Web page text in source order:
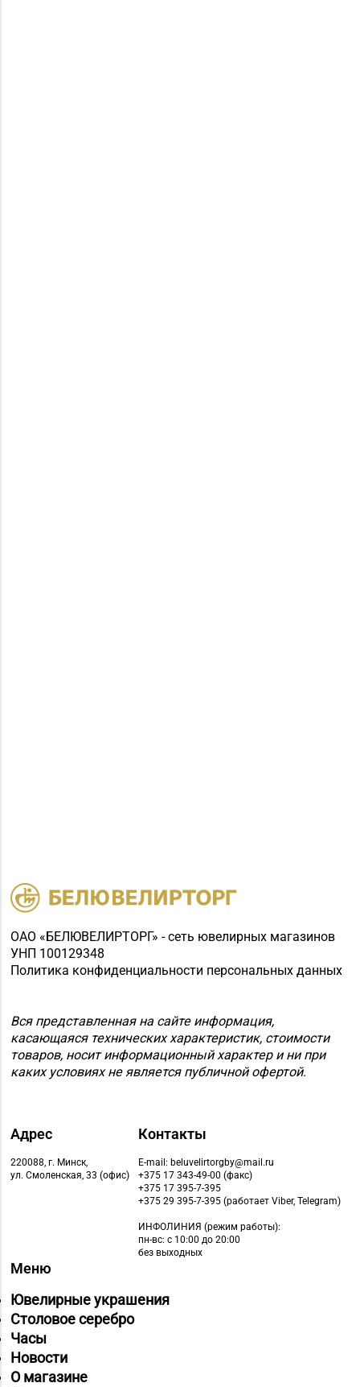
ОАО «БЕЛЮВЕЛИРТОРГ» - сеть ювелирных магазинов
УНП 100129348
Политика конфиденциальности персональных данных
Вся представленная на сайте информация,
касающаяся технических характеристик, стоимости
товаров, носит информационный характер и ни при
каких условиях не является публичной офертой.
Адрес
220088, г. Минск,
ул. Смоленская, 33 (офис)
Контакты
E-mail: beluvelirtorgby@mail.ru
+375 17 343-49-00 (факс)
+375 17 395-7-395
+375 29 395-7-395 (работает Viber, Telegram)
ИНФОЛИНИЯ (режим работы):
пн-вс: с 10:00 до 20:00
без выходных
Меню
Ювелирные украшения
Столовое серебро
Часы
Новости
О магазине